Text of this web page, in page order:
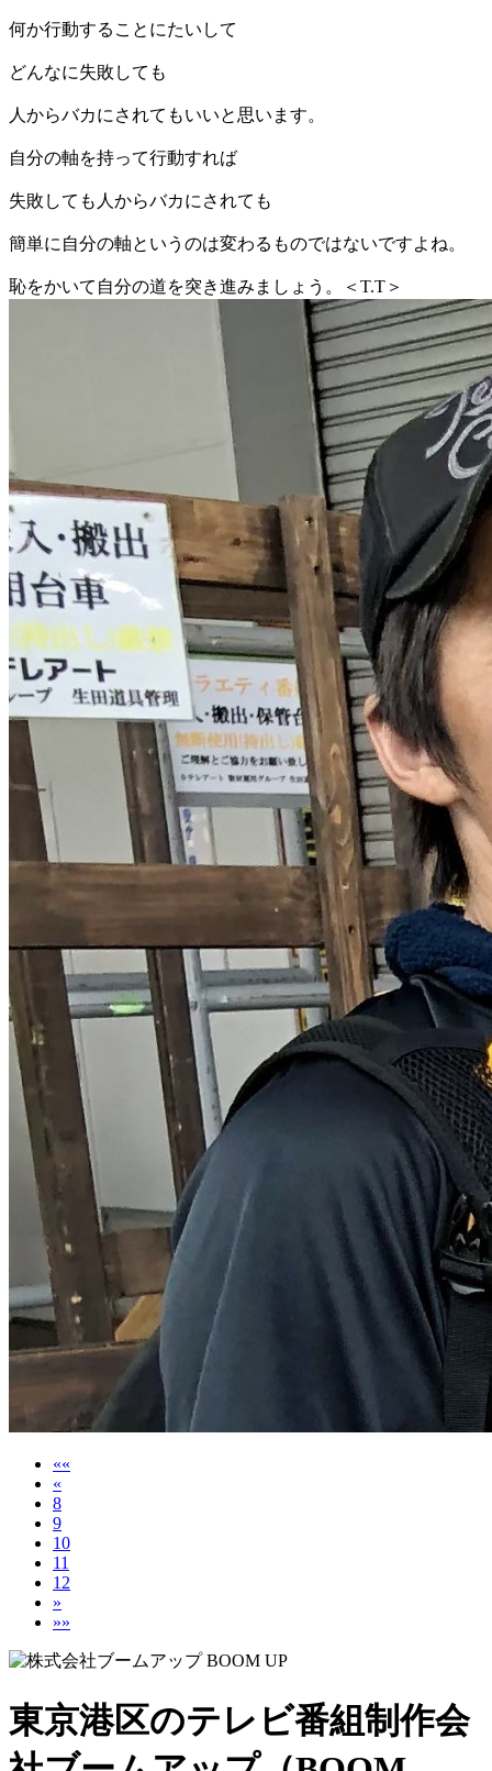
何か行動することにたいして
どんなに失敗しても
人からバカにされてもいいと思います。
自分の軸を持って行動すれば
失敗しても人からバカにされても
簡単に自分の軸というのは変わるものではないですよね。
恥をかいて自分の道を突き進みましょう。＜T.T＞
««
«
8
9
10
11
12
»
»»
東京港区のテレビ番組制作会